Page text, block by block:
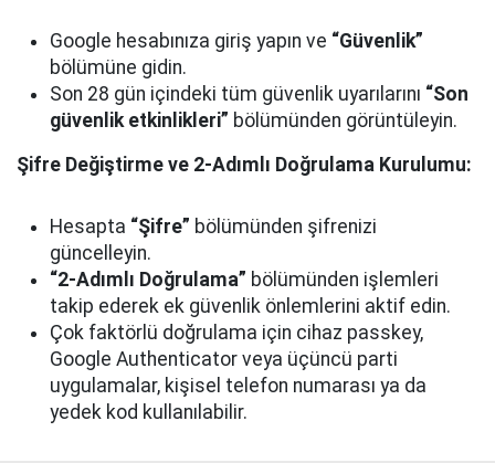
Google hesabınıza giriş yapın ve “Güvenlik”
bölümüne gidin.
Son 28 gün içindeki tüm güvenlik uyarılarını “Son
güvenlik etkinlikleri” bölümünden görüntüleyin.
Şifre Değiştirme ve 2-Adımlı Doğrulama Kurulumu:
Hesapta “Şifre” bölümünden şifrenizi
güncelleyin.
“2-Adımlı Doğrulama” bölümünden işlemleri
takip ederek ek güvenlik önlemlerini aktif edin.
Çok faktörlü doğrulama için cihaz passkey,
Google Authenticator veya üçüncü parti
uygulamalar, kişisel telefon numarası ya da
yedek kod kullanılabilir.